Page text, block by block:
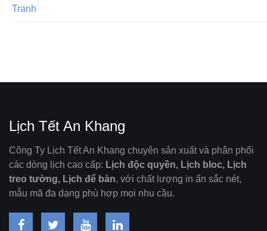
Tranh
Lịch Tết An Khang
Công Ty Lịch Tết An Khang chuyên sản xuất và phân phối
các dòng lịch cao cấp: Lịch độc quyền, Lịch bloc, Lịch
treo tường, Lịch để bàn, với chất lượng in ấn sắc nét,
mẫu mã đa dạng phù hợp mọi nhu cầu.